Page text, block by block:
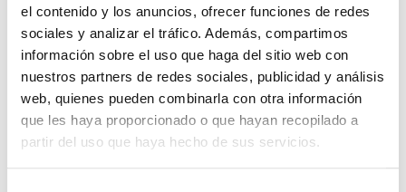
el contenido y los anuncios, ofrecer funciones de redes
sociales y analizar el tráfico. Además, compartimos
información sobre el uso que haga del sitio web con
nuestros partners de redes sociales, publicidad y análisis
web, quienes pueden combinarla con otra información
que les haya proporcionado o que hayan recopilado a
partir del uso que haya hecho de sus servicios.